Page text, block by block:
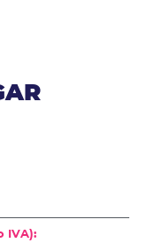
IVA):